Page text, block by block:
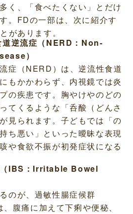
く、「食べたくない」とだけ
。FDの一部は、次に紹介す
があります。
道逆流症（NERD：Non-
）
症（NERD）は、逆流性食道
もかかわらず、内視鏡では炎
の疾患です。胸やけやのどの
てくるような「呑酸（どんさ
見られます。子どもでは「の
ち悪い」といった曖昧な表現
や食欲不振が初発症状になる
（IBS：Irritable Bowel
のが、過敏性腸症候群
腹痛に加えて下痢や便秘、